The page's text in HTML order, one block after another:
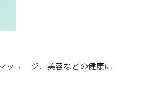
ッサージ、美容などの健康に